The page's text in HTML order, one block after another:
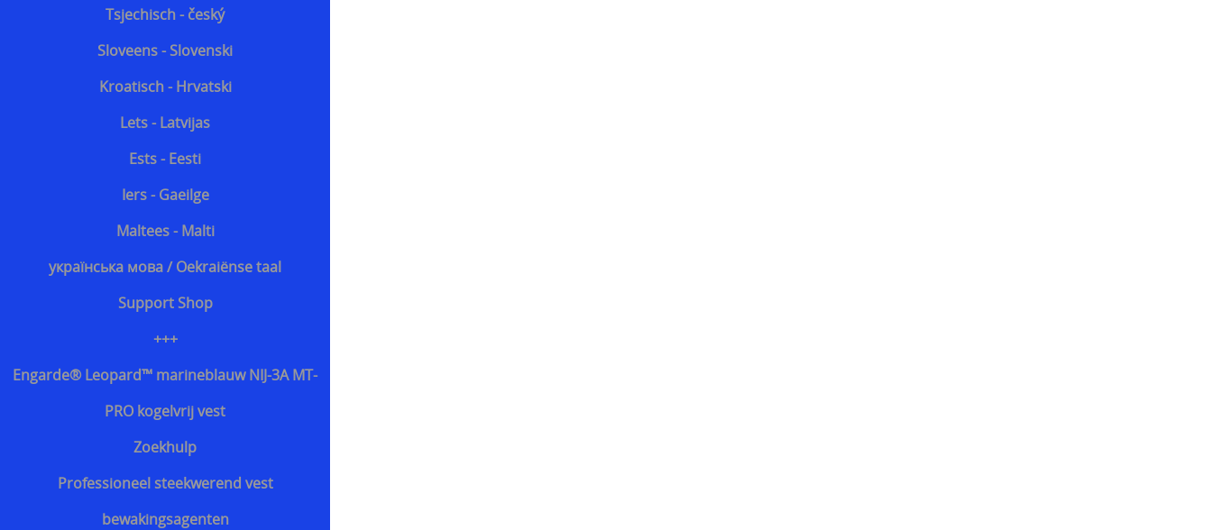
Tsjechisch - český
Sloveens - Slovenski
Kroatisch - Hrvatski
Lets - Latvijas
Ests - Eesti
Iers - Gaeilge
Maltees - Malti
українська мова / Oekraiënse taal
Support Shop
+++
Engarde® Leopard™ marineblauw NIJ-3A MT-
PRO kogelvrij vest
Zoekhulp
Professioneel steekwerend vest
bewakingsagenten